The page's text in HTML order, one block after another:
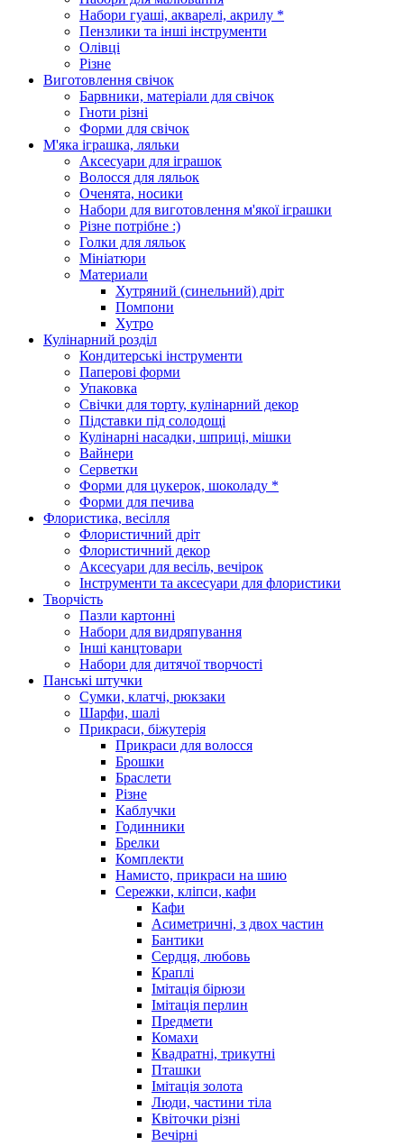
Набори гуаші, акварелі, акрилу *
Пензлики та інші інструменти
Олівці
Різне
Виготовлення свічок
Барвники, матеріали для свічок
Гноти різні
Форми для свічок
М'яка іграшка, ляльки
Аксесуари для іграшок
Волосся для ляльок
Оченята, носики
Набори для виготовлення м'якої іграшки
Різне потрібне :)
Голки для ляльок
Мініатюри
Материали
Хутряний (синельний) дріт
Помпони
Хутро
Кулінарний розділ
Кондитерські інструменти
Паперові форми
Упаковка
Свічки для торту, кулінарний декор
Підставки під солодощі
Кулінарні насадки, шприці, мішки
Вайнери
Серветки
Форми для цукерок, шоколаду *
Форми для печива
Флористика, весілля
Флористичний дріт
Флористичний декор
Аксесуари для весіль, вечірок
Інструменти та аксесуари для флористики
Творчість
Пазли картонні
Набори для видряпування
Інші канцтовари
Набори для дитячої творчості
Панські штучки
Сумки, клатчі, рюкзаки
Шарфи, шалі
Прикраси, біжутерія
Прикраси для волосся
Брошки
Браслети
Різне
Каблучки
Годинники
Брелки
Комплекти
Намисто, прикраси на шию
Сережки, кліпси, кафи
Кафи
Асиметричні, з двох частин
Бантики
Сердця, любовь
Краплі
Імітація бірюзи
Імітація перлин
Предмети
Комахи
Квадратні, трикутні
Пташки
Імітація золота
Люди, частини тіла
Квіточки різні
Вечірні